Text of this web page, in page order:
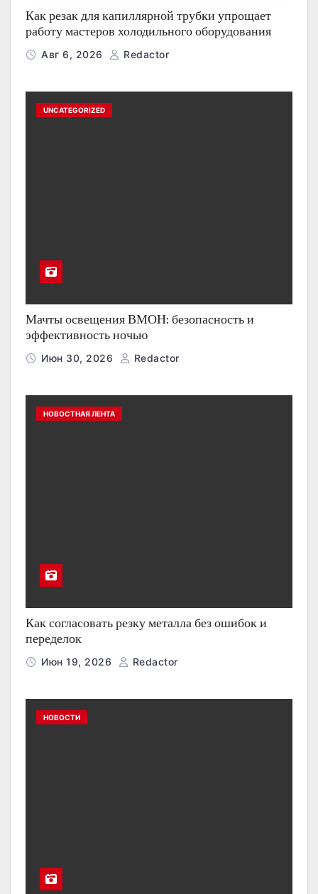
Как резак для капиллярной трубки упрощает
работу мастеров холодильного оборудования
Авг 6, 2026 Redactor
UNCATEGORIZED
Мачты освещения ВМОН: безопасность и
эффективность ночью
Июн 30, 2026 Redactor
НОВОСТНАЯ ЛЕНТА
Как согласовать резку металла без ошибок и
переделок
Июн 19, 2026 Redactor
НОВОСТИ